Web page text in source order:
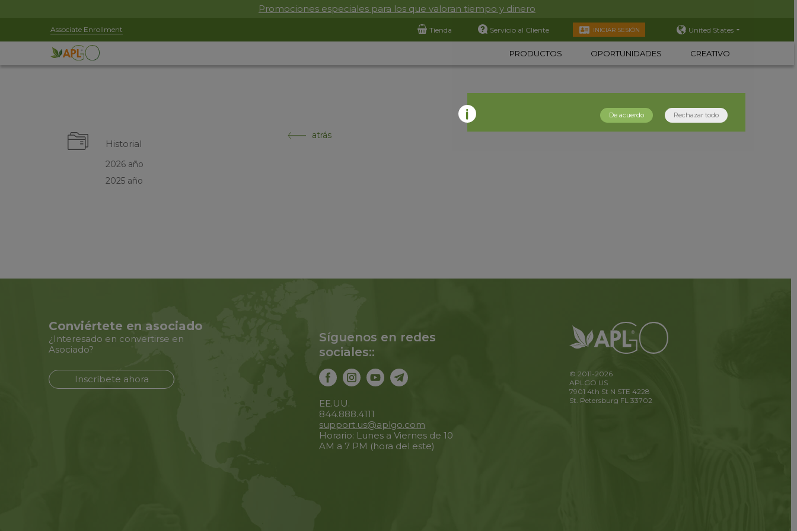
Promociones especiales para los que valoran tiempo y dinero
Associate Enrollment Tienda Servicio al Cliente INICIAR SESIÓN United States
PRODUCTOS OPORTUNIDADES CREATIVO
Historial
2026 año
2025 año
atrás
Conviértete en asociado
¿Interesado en convertirse en
Asociado?
Inscríbete ahora
Síguenos en redes
sociales::
EE.UU.
844.888.4111
support.us@aplgo.com
Horario: Lunes a Viernes de 10
AM a 7 PM (hora del este)
© 2011-2026
APLGO US
7901 4th St N STE 4228
St. Petersburg FL 33702
De acuerdo Rechazar todo